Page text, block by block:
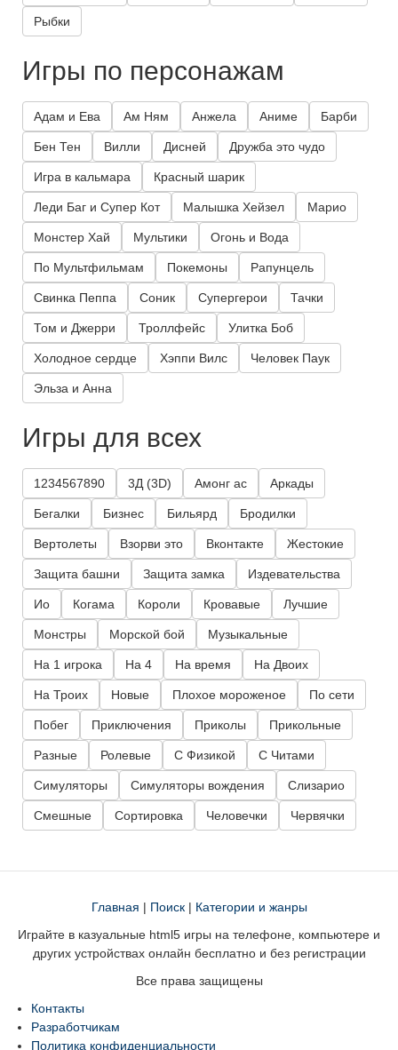
Рыбки
Игры по персонажам
Адам и Ева Ам Ням Анжела Аниме Барби
Бен Тен Вилли Дисней Дружба это чудо
Игра в кальмара Красный шарик
Леди Баг и Супер Кот Малышка Хейзел Марио
Монстер Хай Мультики Огонь и Вода
По Мультфильмам Покемоны Рапунцель
Свинка Пеппа Соник Супергерои Тачки
Том и Джерри Троллфейс Улитка Боб
Холодное сердце Хэппи Вилс Человек Паук
Эльза и Анна
Игры для всех
1234567890 3Д (3D) Амонг ас Аркады
Бегалки Бизнес Бильярд Бродилки
Вертолеты Взорви это Вконтакте Жестокие
Защита башни Защита замка Издевательства
Ио Когама Короли Кровавые Лучшие
Монстры Морской бой Музыкальные
На 1 игрока На 4 На время На Двоих
На Троих Новые Плохое мороженое По сети
Побег Приключения Приколы Прикольные
Разные Ролевые С Физикой С Читами
Симуляторы Симуляторы вождения Слизарио
Смешные Сортировка Человечки Червячки
Главная | Поиск| Категории и жанры
Играйте в казуальные html5 игры на телефоне, компьютере и
других устройствах онлайн бесплатно и без регистрации
Все права защищены
Контакты
Разработчикам
Политика конфиденциальности